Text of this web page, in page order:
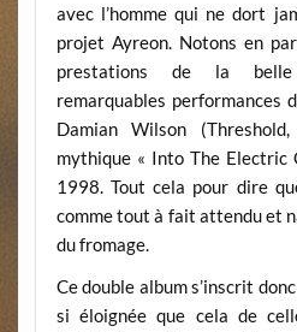
avec l’homme qui ne dort
projet Ayreon. Notons en
prestations de la belle
remarquables performances
Damian Wilson
mythique « Into The Electric
1998. Tout cela pour dire
comme tout à fait attendu et
du fromage.
Ce double album s’inscrit
si éloignée que cela de